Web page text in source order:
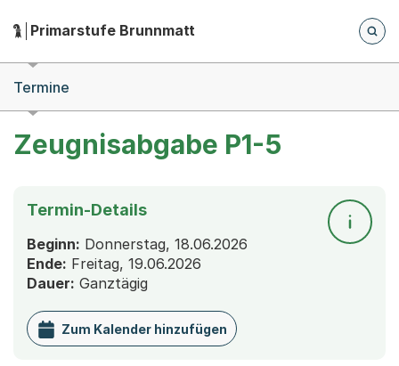
Hauptnavigation
Herausgeber:
Primarstufe Brunnmatt
Breadcrumb-Navigation
Termine
Zeugnisabgabe P1-5
Termin-Details
Beginn: Donnerstag, 18.06.2026
Ende: Freitag, 19.06.2026
Dauer: Ganztägig
Zum Kalender hinzufügen